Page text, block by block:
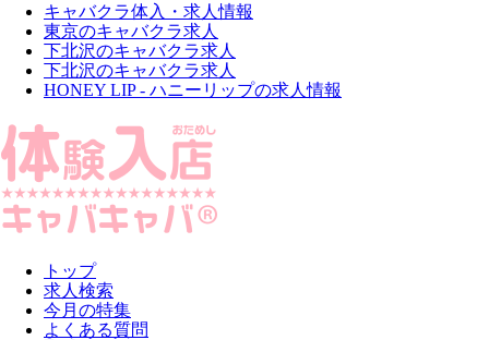
キャバクラ体入・求人情報
東京のキャバクラ求人
下北沢のキャバクラ求人
下北沢のキャバクラ求人
HONEY LIP - ハニーリップの求人情報
トップ
求人検索
今月の特集
よくある質問